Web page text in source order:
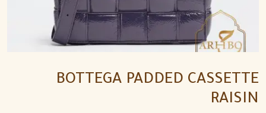
BOTTEGA PADDED CASSETTE
RAISIN